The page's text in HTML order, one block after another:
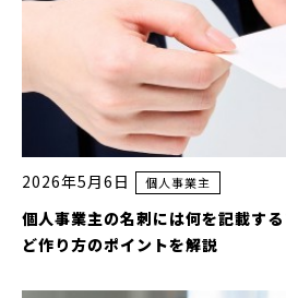
2026年5月6日 個人事業主
個人事業主の名刺には何を記載する
ど作り方のポイントを解説